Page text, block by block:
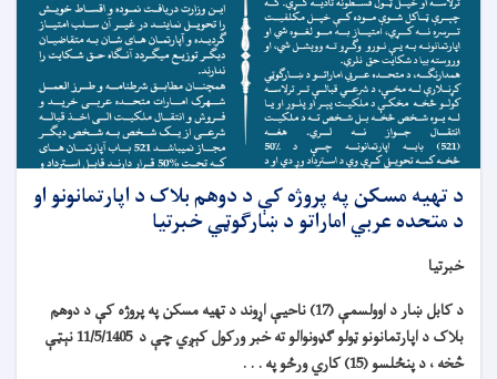
د تهیه مسکن په پروژه کې د دوهم بلاک د اپارتمانونو او
د متحده عربي اماراتو د ښارګوټي خبرتیا
خبرتیا
د کابل ښار د اوولسمې (17) ناحیې اړوند د تهیه مسکن په پروژه کې د دوهم
بلاک د اپارتمانونو ټولو ګډونوالو ته خبر ورکول کېږي چې د 11/5/1405 نېټې
څخه ، د پنځلسو (15) کاري ورځو په . . .